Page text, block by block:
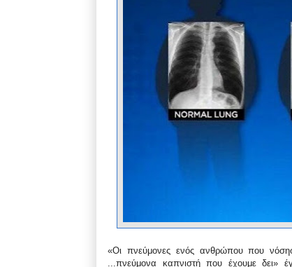
«Οι πνεύμονες ενός ανθρώπου που
πνεύμονα καπνιστή που έχουμε δει»